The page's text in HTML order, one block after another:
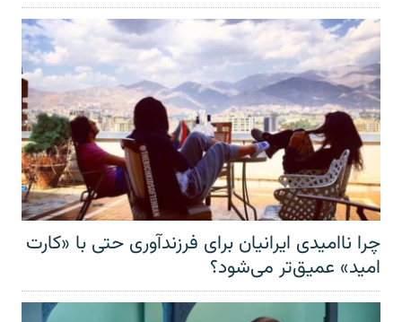
چرا ناامیدی ایرانیان برای فرزندآوری حتی با «کارت
امید» عمیق‌تر‌ می‌شود؟